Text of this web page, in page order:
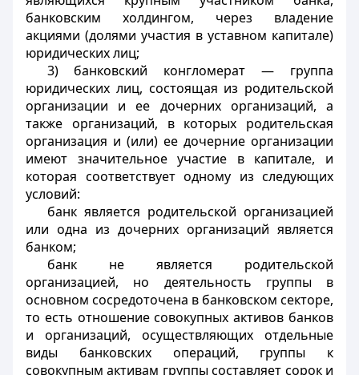
банковским холдингом, через владение
акциями (долями участия в уставном капитале)
юридических лиц;
3) банковский конгломерат — группа
юридических лиц, состоящая из родительской
организации и ее дочерних организаций, а
также организаций, в которых родительская
организация и (или) ее дочерние организации
имеют значительное участие в капитале, и
которая соответствует одному из следующих
условий:
банк является родительской организацией
или одна из дочерних организаций является
банком;
банк не является родительской
организацией, но деятельность группы в
основном сосредоточена в банковском секторе,
то есть отношение совокупных активов банков
и организаций, осуществляющих отдельные
виды банковских операций, группы к
совокупным активам группы составляет сорок и